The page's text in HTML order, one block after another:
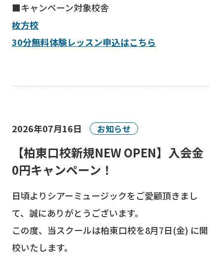
■キャンペーン対象校舎
枚方校
30分無料体験レッスン申込はこちら
2026年07月16日 お知らせ
【柏東口校新規NEW OPEN】入会金
0円キャンペーン！
日頃よりシアーミュージックをご愛顧頂きまし
て、誠にありがとうございます。
この度、当スクールは柏東口校を8月7日(金) に開
校いたします。